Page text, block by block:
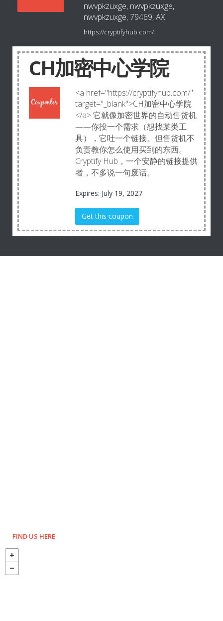
nwvpkzuxge, nwvpkzuxge,
nwvpkzuxge, 79469, AX
https://cryptifyhub.com/
CH加密中心学院
<a href="https://cryptifyhub.com/"
target="_blank">CH加密中心学院
</a> 它就像加密世界的自动售货机
——你投一个需求（想找某类工
具），它吐一个链接。但售货机不
负责教你怎么使用买到的东西。
Cryptify Hub，一个安静的链接提供
者，不多说一句废话。
Expires: July 19, 2027
Get this coupon
FIND US HERE